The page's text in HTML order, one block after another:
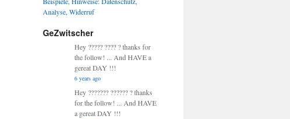
Analyse, Widerruf
GeZwitscher
Hey ????? ???? ? thanks for
the follow! ... And HAVE a
gereat DAY !!!
6 years ago
Hey ??????? ?????? ? thanks
for the follow! ... And HAVE
a gereat DAY !!!